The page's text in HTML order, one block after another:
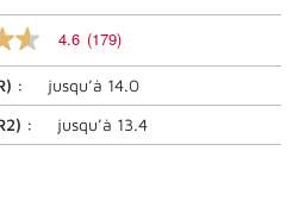
4.6 (179)
) : jusqu’à 14.0
) : jusqu’à 13.4